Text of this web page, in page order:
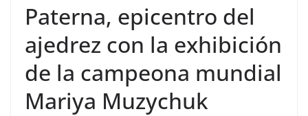
Paterna, epicentro del
ajedrez con la exhibición
de la campeona mundial
Mariya Muzychuk